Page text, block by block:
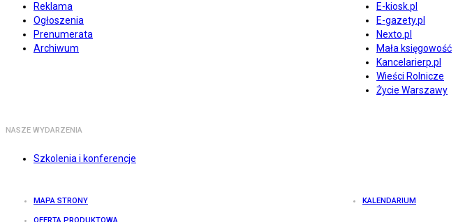
Reklama
Ogłoszenia
Prenumerata
Archiwum
E-kiosk.pl
E-gazety.pl
Nexto.pl
Mała księgowość
Kancelarierp.pl
Wieści Rolnicze
Życie Warszawy
NASZE WYDARZENIA
Szkolenia i konferencje
MAPA STRONY KALENDARIUM